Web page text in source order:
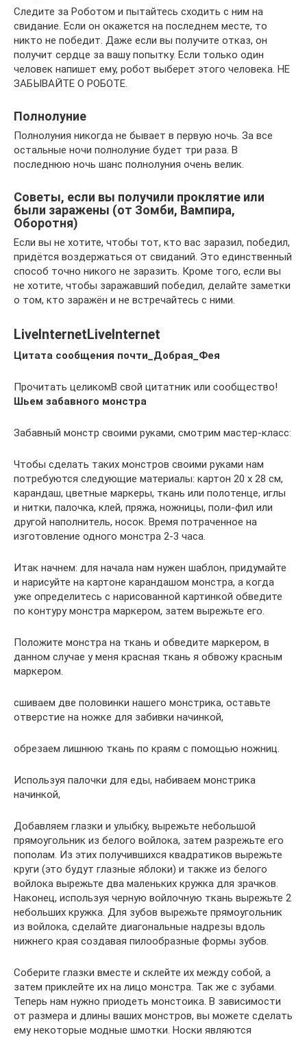
Следите за Роботом и пытайтесь сходить с ним на
свидание. Если он окажется на последнем месте, то
никто не победит. Даже если вы получите отказ, он
получит сердце за вашу попытку. Если только один
человек напишет ему, робот выберет этого человека. НЕ
ЗАБЫВАЙТЕ О РОБОТЕ.
Полнолуние
Полнолуния никогда не бывает в первую ночь. За все
остальные ночи полнолуние будет три раза. В
последнюю ночь шанс полнолуния очень велик.
Советы, если вы получили проклятие или
были заражены (от Зомби, Вампира,
Оборотня)
Если вы не хотите, чтобы тот, кто вас заразил, победил,
придётся воздержаться от свиданий. Это единственный
способ точно никого не заразить. Кроме того, если вы
не хотите, чтобы заражавший победил, делайте заметки
о том, кто заражён и не встречайтесь с ними.
LiveInternetLiveInternet
Цитата сообщения почти_Добрая_Фея
Прочитать целикомВ свой цитатник или сообщество!
Шьем забавного монстра
Забавный монстр своими руками, смотрим мастер-класс:
Чтобы сделать таких монстров своими руками нам
потребуются следующие материалы: картон 20 x 28 см,
карандаш, цветные маркеры, ткань или полотенце, иглы
и нитки, палочка, клей, пряжа, ножницы, поли-фил или
другой наполнитель, носок. Время потраченное на
изготовление одного монстра 2-3 часа.
Итак начнем: для начала нам нужен шаблон, придумайте
и нарисуйте на картоне карандашом монстра, а когда
уже определитесь с нарисованной картинкой обведите
по контуру монстра маркером, затем вырежьте его.
Положите монстра на ткань и обведите маркером, в
данном случае у меня красная ткань я обвожу красным
маркером.
сшиваем две половинки нашего монстрика, оставьте
отверстие на ножке для забивки начинкой,
обрезаем лишнюю ткань по краям с помощью ножниц.
Используя палочки для еды, набиваем монстрика
начинкой,
Добавляем глазки и улыбку, вырежьте небольшой
прямоугольник из белого войлока, затем разрежьте его
пополам. Из этих получившихся квадратиков вырежьте
круги (это будут глазные яблоки) и также из белого
войлока вырежьте два маленьких кружка для зрачков.
Наконец, используя черную войлочную ткань вырежьте 2
небольших кружка. Для зубов вырежьте прямоугольник
из войлока, сделайте диагональные надрезы вдоль
нижнего края создавая пилообразные формы зубов.
Соберите глазки вместе и склейте их между собой, а
затем приклейте их на лицо монстра. Так же с зубами.
Теперь нам нужно приодеть монстоика. В зависимости
от размера и длины ваших монстров, вы можете сделать
ему некоторые модные шмотки. Носки являются